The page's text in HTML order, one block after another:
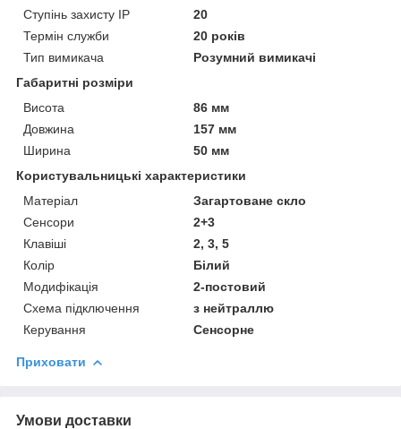
Ступінь захисту IP
20
Термін служби
20 років
Тип вимикача
Розумний вимикачі
Габаритні розміри
Висота
86 мм
Довжина
157 мм
Ширина
50 мм
Користувальницькі характеристики
Матеріал
Загартоване скло
Сенсори
2+3
Клавіші
2, 3, 5
Колір
Білий
Модифікація
2-постовий
Схема підключення
з нейтраллю
Керування
Сенсорне
Приховати
Умови доставки